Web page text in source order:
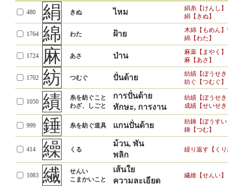
480 絹 きぬ ไหม
絹糸【けんし】
絹【きぬ】
1764 綿 わた ฝ้าย
木綿【もめん
綿【わた】
1724 麻 あさ ป่าน
麻薬【まやく】
麻【あさ】
1702 紡 つむぐ ปั่นด้าย
紡績【ぼうせ
紡ぐ【つむぐ】
1050 績
糸を紡ぐこと
わざ、しごと
การปั่นด้าย
ทักษะ, การงาน
紡績【ぼうせ
成績【せいせ
999 錘 糸を紡ぐ道具 แกนปั่นด้าย
紡錘【ぼうす
錘【つむ】
414 繰 くる
ม้วน, พัน
พลิก
繰り返す【く
1083 繊
せんい
こまかいこと
เส้นใย
ความละเอียด
繊維【せんい】